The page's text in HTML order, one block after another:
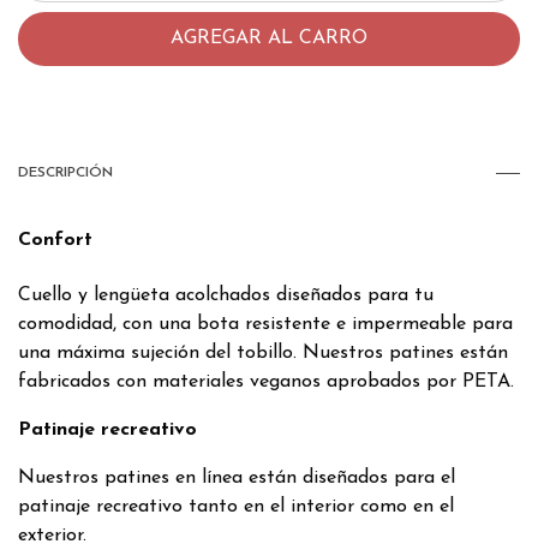
DESCRIPCIÓN
Confort
Cuello y lengüeta acolchados diseñados para tu
comodidad, con una bota resistente e impermeable para
una máxima sujeción del tobillo. Nuestros patines están
fabricados con materiales veganos aprobados por PETA.
Patinaje recreativo
Nuestros patines en línea están diseñados para el
patinaje recreativo tanto en el interior como en el
exterior.